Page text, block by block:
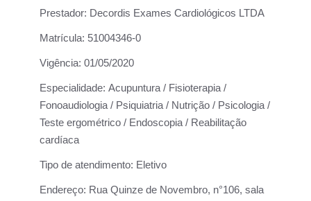
Prestador: Decordis Exames Cardiológicos LTDA
Matrícula: 51004346-0
Vigência: 01/05/2020
Especialidade: Acupuntura / Fisioterapia /
Fonoaudiologia / Psiquiatria / Nutrição / Psicologia /
Teste ergométrico / Endoscopia / Reabilitação
cardíaca
Tipo de atendimento: Eletivo
Endereço: Rua Quinze de Novembro, n°106, sala